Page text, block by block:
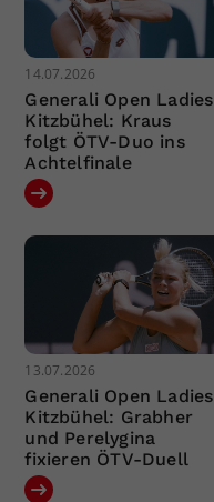
14.07.2026
Generali Open Ladies
Kitzbühel: Kraus
folgt ÖTV-Duo ins
Achtelfinale
13.07.2026
Generali Open Ladies
Kitzbühel: Grabher
und Perelygina
fixieren ÖTV-Duell